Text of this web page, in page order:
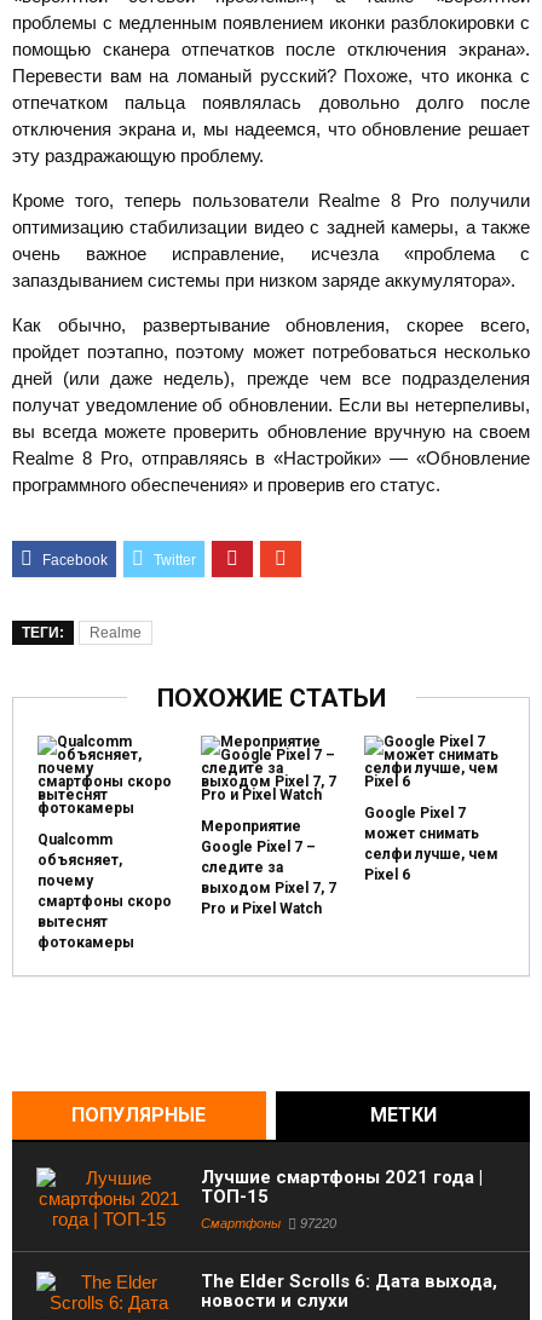
проблемы с медленным появлением иконки разблокировки с
помощью сканера отпечатков после отключения экрана».
Перевести вам на ломаный русский? Похоже, что иконка с
отпечатком пальца появлялась довольно долго после
отключения экрана и, мы надеемся, что обновление решает
эту раздражающую проблему.
Кроме того, теперь пользователи Realme 8 Pro получили
оптимизацию стабилизации видео с задней камеры, а также
очень важное исправление, исчезла «проблема с
запаздыванием системы при низком заряде аккумулятора».
Как обычно, развертывание обновления, скорее всего,
пройдет поэтапно, поэтому может потребоваться несколько
дней (или даже недель), прежде чем все подразделения
получат уведомление об обновлении. Если вы нетерпеливы,
вы всегда можете проверить обновление вручную на своем
Realme 8 Pro, отправляясь в «Настройки» — «Обновление
программного обеспечения» и проверив его статус.
ТЕГИ: Realme
ПОХОЖИЕ СТАТЬИ
Qualcomm
объясняет,
почему
смартфоны скоро
вытеснят
фотокамеры
Мероприятие
Google Pixel 7 –
следите за
выходом Pixel 7, 7
Pro и Pixel Watch
Google Pixel 7
может снимать
селфи лучше, чем
Pixel 6
ПОПУЛЯРНЫЕ МЕТКИ
Лучшие смартфоны 2021 года |
ТОП-15
Смартфоны 97220
The Elder Scrolls 6: Дата выхода,
новости и слухи